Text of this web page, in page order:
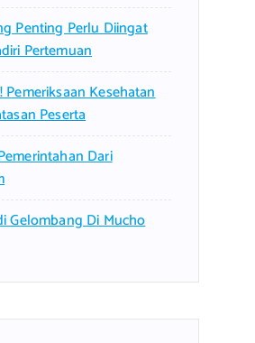
Penting Perlu Diingat
Pertemuan
Pemeriksaan Kesehatan
Peserta
Dari
Gelombang Di Mucho